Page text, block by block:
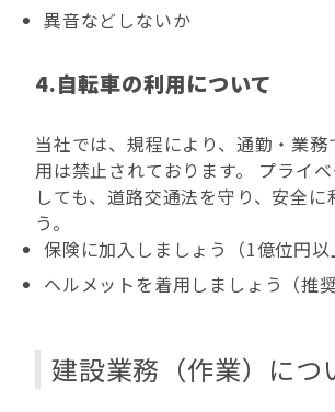
異音などしないか
4.自転車の利用について
当社では、規程により、通勤・業務
用は禁止されております。 プライ
しても、道路交通法を守り、安全に
う。
保険に加入しましょう（1億位円以
ヘルメットを着用しましょう（推奨
建設業務（作業）につ